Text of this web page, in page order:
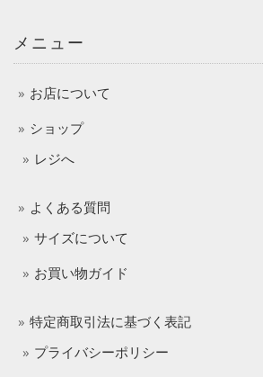
メニュー
お店について
ショップ
レジへ
よくある質問
サイズについて
お買い物ガイド
特定商取引法に基づく表記
プライバシーポリシー